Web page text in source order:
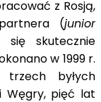
z Rosją,
(junior
skutecznie
w 1999 r.
trzech byłych
i Węgry, pięć lat